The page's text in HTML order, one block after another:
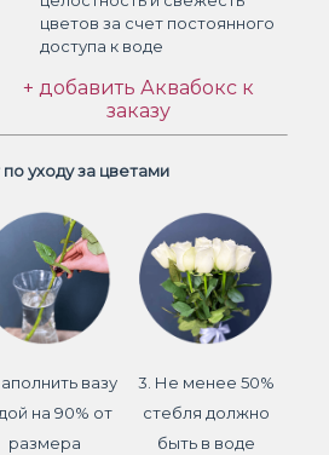
цветов за счет постоянного
доступа к воде
+ добавить Аквабокс к
заказу
уходу за цветами
вазу
на 90% от
размера
3. Не менее 50%
стебля должно
быть в воде